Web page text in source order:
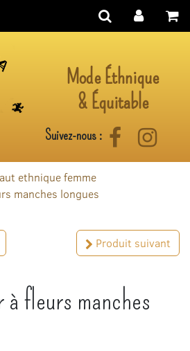
Mode Éthnique
& Équitable
Suivez-nous : Facebook
ethnique femme
manches longues
Produit suivant
fleurs manches